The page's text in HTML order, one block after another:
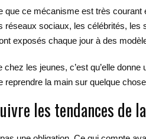
que ce mécanisme est très courant
réseaux sociaux, les célébrités, les
exposés chaque jour à des
les jeunes, c’est qu’elle
reprendre la main sur quelque
les tendances de